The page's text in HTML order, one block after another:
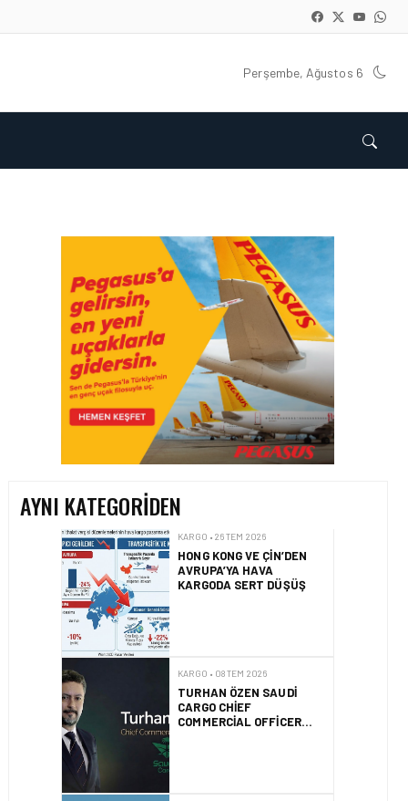
Perşembe, Ağustos 6
AYNI KATEGORIDEN
KARGO • 05 AĞU 2026
KARGO GELIRLERINDEKI
‘LÜK BÜYÜMENIN TEMEL
SEBEPLERI NELERDIR?
HONG KONG VE ÇIN’DEN
AVRUPA’YA HAVA
KARGODA SERT DÜŞÜŞ
TURHAN ÖZEN SAUDI
CARGO CHIEF
COMMERCIAL OFFICER
OLDU